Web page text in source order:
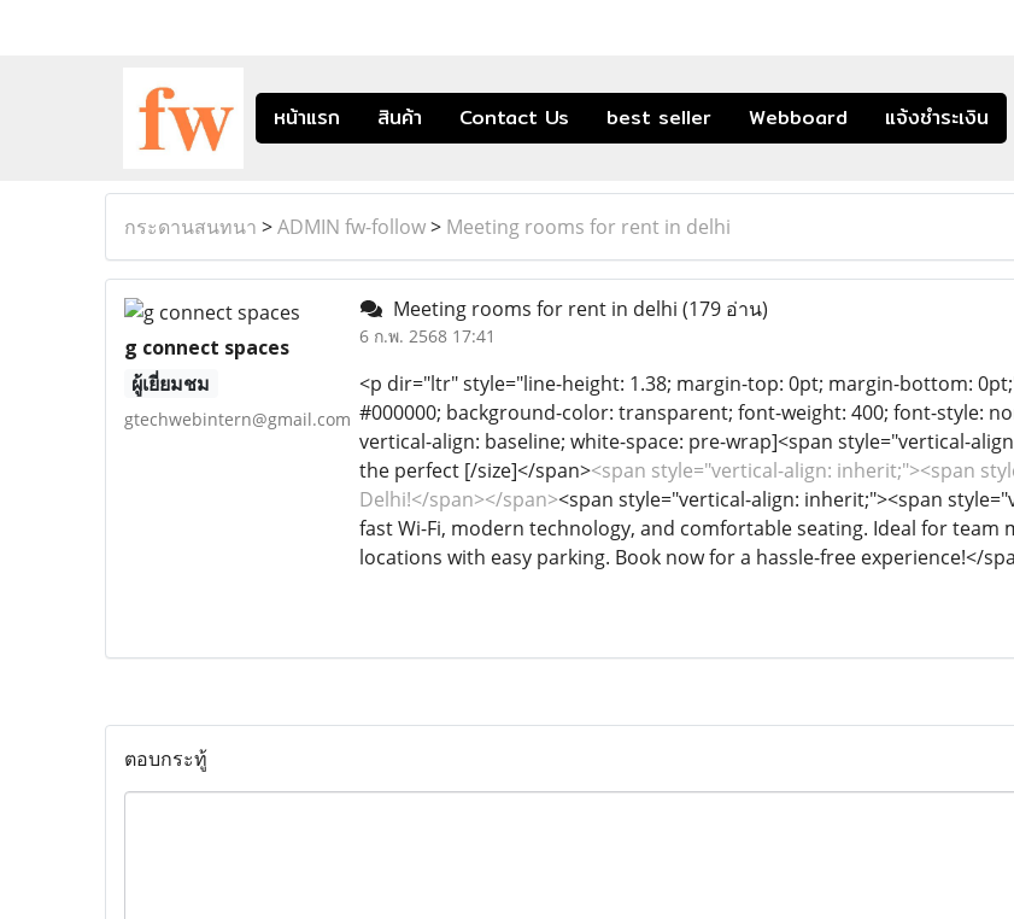
หน้าแรก สินค้า Contact Us best seller Webboard แจ้งชำระเงิน
กระดานสนทนา >ADMIN fw-follow> Meeting rooms for rent in delhi
g connect spaces
ผู้เยี่ยมชม
gtechwebintern@gmail.com
Meeting rooms for rent in delhi (179 อ่าน)
6 ก.พ. 2568 17:41
<p dir="ltr" style="line-height: 1.38; margin-top: 0pt; margin-bottom:
#000000; background-color: transparent; font-weight: 400; font-style:
vertical-align: baseline; white-space: pre-wrap]<span style="vertical-
the perfect [/size]</span><span style="vertical-align: inherit;"><span
Delhi!</span></span><span style="vertical-align: inherit;"><span
fast Wi-Fi, modern technology, and comfortable seating. Ideal for
locations with easy parking. Book now for a hassle-free experience!</
ตอบกระทู้